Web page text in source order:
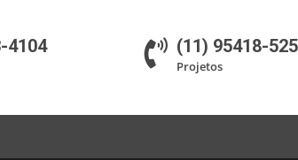
4104  (11) 95418-
Projetos